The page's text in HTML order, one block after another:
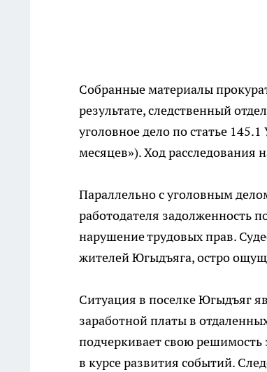
Собранные материалы
результате, следственный
уголовное дело по статье
месяцев»). Ход расследования
Параллельно с уголовным
работодателя задолженность
нарушение трудовых прав.
жителей Югыдъяга, остро
Ситуация в поселке Югыдъяг
заработной платы в
подчеркивает свою
в курсе развития событий.